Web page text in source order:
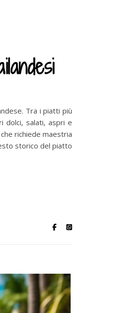
Tra i piatti più
dolci, salati, aspri e
richiede maestria
storico del piatto